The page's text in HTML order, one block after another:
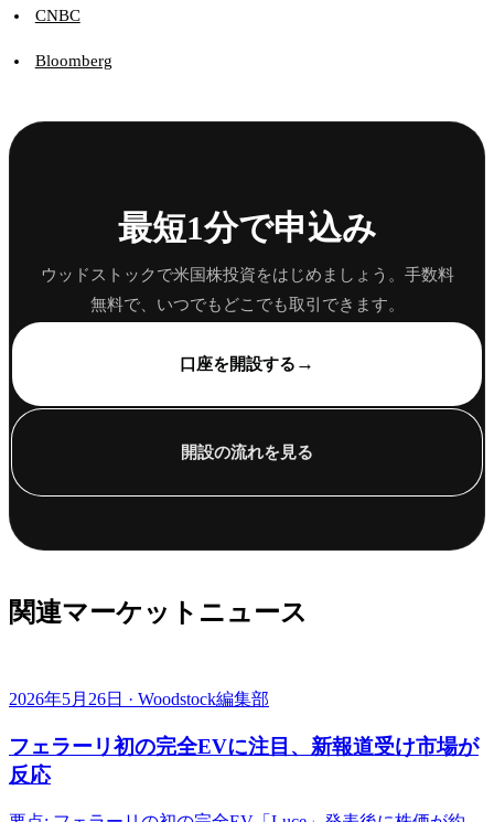
CNBC
Bloomberg
最短1分で申込み
ウッドストックで米国株投資をはじめましょう。手数料
無料で、いつでもどこでも取引できます。
口座を開設する →
開設の流れを見る
関連マーケットニュース
2026年5月26日 · Woodstock編集部
フェラーリ初の完全EVに注目、新報道受け市場が
反応